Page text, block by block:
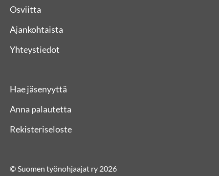
Osviitta
Ajankohtaista
Yhteystiedot
Hae jäsenyyttä
Anna palautetta
Rekisteriseloste
© Suomen työnohjaajat ry 2026